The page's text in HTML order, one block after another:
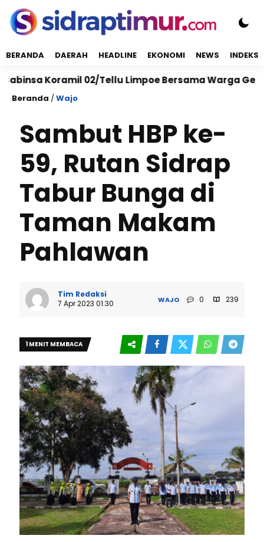
BERANDA DAERAH HEADLINE EKONOMI NEWS INDEKS
Koramil 02/Tellu Limpoe Bersama Warga Gelar
Beranda /Wajo
Sambut HBP ke-
59, Rutan Sidrap
Tabur Bunga di
Taman Makam
Pahlawan
Tim Redaksi
7 Apr 2023 01:30
WAJO 0 239
1 MENIT MEMBACA